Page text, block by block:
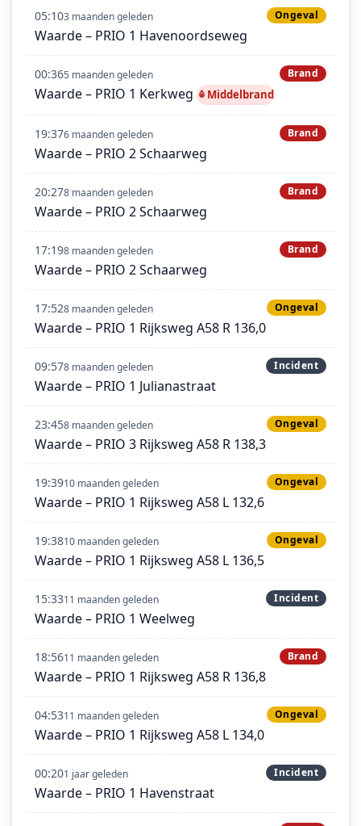
05:103 maanden geleden Ongeval
Waarde – PRIO 1 Havenoordseweg
00:365 maanden geleden Brand
Waarde – PRIO 1 Kerkweg Middelbrand
19:376 maanden geleden Brand
Waarde – PRIO 2 Schaarweg
20:278 maanden geleden Brand
Waarde – PRIO 2 Schaarweg
17:198 maanden geleden Brand
Waarde – PRIO 2 Schaarweg
17:528 maanden geleden Ongeval
Waarde – PRIO 1 Rijksweg A58 R 136,0
09:578 maanden geleden Incident
Waarde – PRIO 1 Julianastraat
23:458 maanden geleden Ongeval
Waarde – PRIO 3 Rijksweg A58 R 138,3
19:3910 maanden geleden Ongeval
Waarde – PRIO 1 Rijksweg A58 L 132,6
19:3810 maanden geleden Ongeval
Waarde – PRIO 1 Rijksweg A58 L 136,5
15:3311 maanden geleden Incident
Waarde – PRIO 1 Weelweg
18:5611 maanden geleden Brand
Waarde – PRIO 1 Rijksweg A58 R 136,8
04:5311 maanden geleden Ongeval
Waarde – PRIO 1 Rijksweg A58 L 134,0
00:201 jaar geleden Incident
Waarde – PRIO 1 Havenstraat